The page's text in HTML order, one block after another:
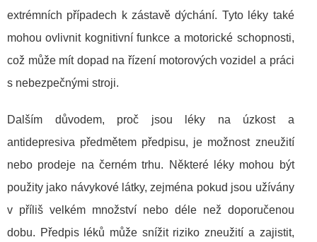
extrémních případech k zástavě dýchání. Tyto léky také
mohou ovlivnit kognitivní funkce a motorické schopnosti,
což může mít dopad na řízení motorových vozidel a práci
s nebezpečnými stroji.
Dalším důvodem, proč jsou léky na úzkost a
antidepresiva předmětem předpisu, je možnost zneužití
nebo prodeje na černém trhu. Některé léky mohou být
použity jako návykové látky, zejména pokud jsou užívány
v příliš velkém množství nebo déle než doporučenou
dobu. Předpis léků může snížit riziko zneužití a zajistit,